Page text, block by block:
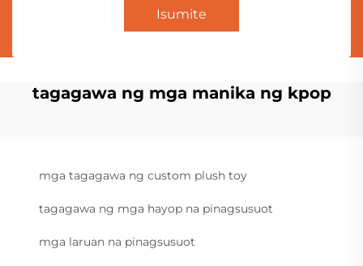
Isumite
tagagawa ng mga manika ng kpop
mga tagagawa ng custom plush toy
tagagawa ng mga hayop na pinagsusuot
mga laruan na pinagsusuot